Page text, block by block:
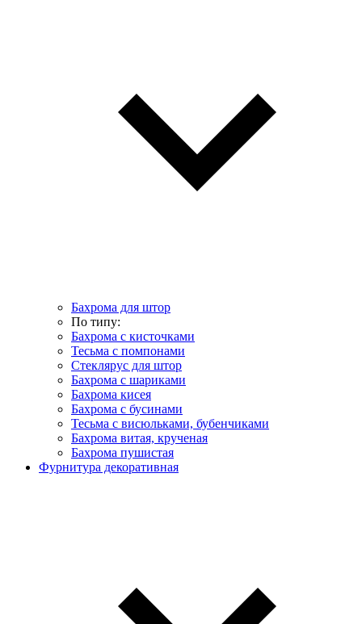
Бахрома для штор
По типу:
Бахрома с кисточками
Тесьма с помпонами
Стеклярус для штор
Бахрома с шариками
Бахрома кисея
Бахрома с бусинами
Тесьма с висюльками, бубенчиками
Бахрома витая, крученая
Бахрома пушистая
Фурнитура декоративная